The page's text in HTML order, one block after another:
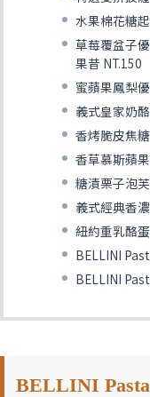
水果棉花糖
草莓覆盆子
果昔 NT.150
蜜蘋果鳳梨
義式皇家奶
香烤脆皮焦
香草慕斯蘋
糖漬栗子泡
義式經典香
紐約重乳酪
BELLINI
BELLINI
BELLINI